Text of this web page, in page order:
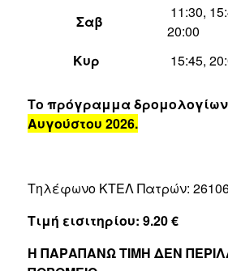
Σαβ
11:30,
20:00
Κυρ
15:45,
Το πρόγραμμα δρομολογίων
Αυγούστου 2026.
Τηλέφωνο ΚΤΕΛ Πατρών:
Τιμή εισιτηρίου: 9.20 €
Η ΠΑΡΑΠΑΝΩ ΤΙΜΗ ΔΕΝ